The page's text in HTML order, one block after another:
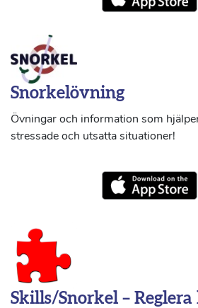
Snorkelövning
Övningar och information som
stressade och utsatta situationer!
Skills/Snorkel –